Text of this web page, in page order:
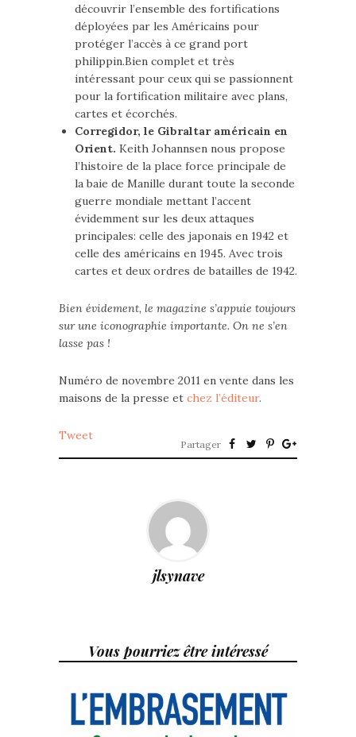
découvrir l’ensemble des fortifications
déployées par les Américains pour
protéger l’accès à ce grand port
philippin.Bien complet et très
intéressant pour ceux qui se passionnent
pour la fortification militaire avec plans,
cartes et écorchés.
Corregidor, le Gibraltar américain en
Orient. Keith Johannsen nous propose
l’histoire de la place force principale de
la baie de Manille durant toute la seconde
guerre mondiale mettant l’accent
évidemment sur les deux attaques
principales: celle des japonais en 1942 et
celle des américains en 1945. Avec trois
cartes et deux ordres de batailles de 1942.
Bien évidement, le magazine s’appuie toujours
sur une iconographie importante. On ne s’en
lasse pas !
Numéro de novembre 2011 en vente dans les
maisons de la presse et chez l’éditeur.
Tweet
Partager
jlsynave
Vous pourriez être intéressé